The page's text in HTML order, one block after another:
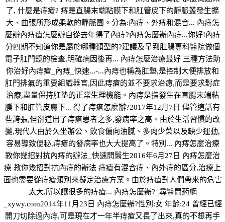
了, 什麼是痔瘡? 痔是直腸末端粘膜下和肛管皮下的靜脈叢發生擴
大、曲張所形成柔軟的靜脈團。分為:內痔、外痔和混合... 內痔怎
麼辦內痔瘡怎麼辦自從去年得了內痔?內痔怎麼辦內痔...你好!內痔
分四期不知道你是屬於哪種類型的?建議及早到肛腸專科醫院做個
電子肛門鏡的檢查,明確病因後再... 內痔怎麼治療最好 三種方法助
你治好內痔瘡_內痔_快速...-...內痔也稱為肛墊,是控制大便排放和
肛門排氣的重要組織器官,因此痔瘡的並不要求治癒,而是要求對症
治療,盡量保持肛墊的正常生理機能。內痔是指發生在直腸末端粘
膜下和肛管皮膚下... 得了痔瘡怎麼辦?2017年12月7日 儘管這話有
些誇張,但卻道出了痔瘡患者之多,發病率之高。由於生活習慣的改
變,現代人由於久坐辦公、飲食偏向油膩、多肉少菜以及缺少運動,
容易導致便秘,痔瘡的發病率也大大提高了。特別... 內痔怎麼治療
教你幾招對抗內痔的辦法_快速問醫生2016年6月27日 內痔怎麼治
療 教你幾招對抗內痔的辦法 痔瘡有混合痔、內外痔的區分,治療上
面也需要從痔瘡類別來擬定治療方案。由於痔瘡對人們帶來的危害
太大,所以讓很多的痔瘡... 內痔怎麼辦?_尋醫問葯網
_xywy.com2014年11月23日 內痔怎麼辦?性別:女 年齡:24 曾經已經
開刀切除過內痔,可是現在才一年半痔瘡又長了出來,真的不想再手